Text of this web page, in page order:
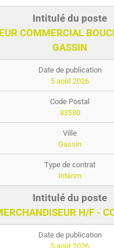
COMMERCIAL
GASSIN
5 août 2026
83580
Gassin
Intérim
H/F -
5 août 2026